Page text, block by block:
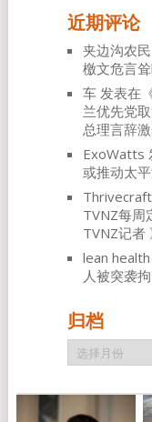
近期评论
夹边沟农民
檄文危言
车发表在
兰优先党
总理言辞
ExoWatts
或推动太
TVNZ每周
TVNZ记者
lean
人被突袭
归档
归
档